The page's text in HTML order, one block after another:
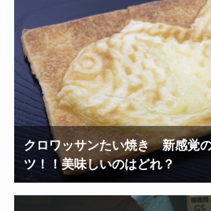
クロワッサンたい焼き 新感覚
ツ！！美味しいのはどれ？